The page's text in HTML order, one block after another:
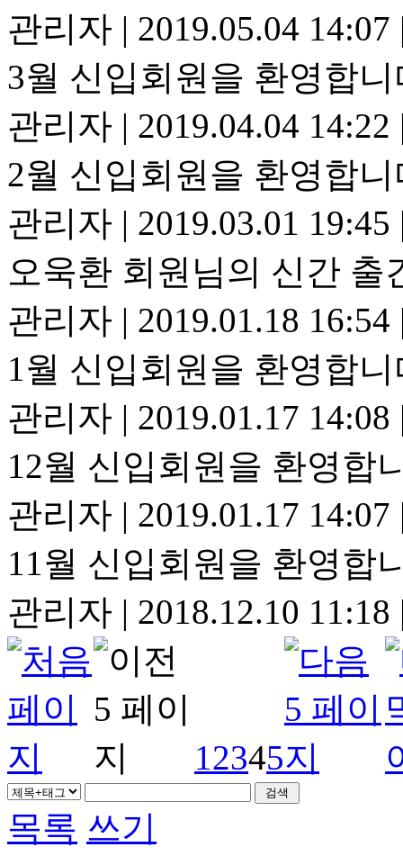
관리자 | 2019.05.04 14:07
3월 신입회원을 환영합니
관리자 | 2019.04.04 14:22
2월 신입회원을 환영합
관리자 | 2019.03.01 19:45
오욱환 회원님의 신간 출
관리자 | 2019.01.18 16:54
1월 신입회원을 환영합
관리자 | 2019.01.17 14:08
12월 신입회원을 환영합
관리자 | 2019.01.17 14:07
11월 신입회원을 환영합
관리자 | 2018.12.10 11:18
12345
목록 쓰기